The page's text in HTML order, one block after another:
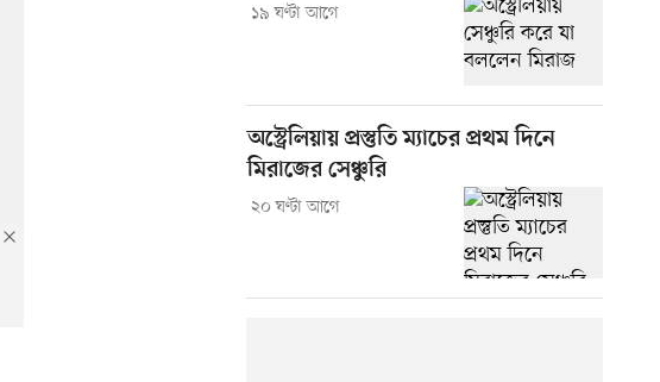
১৯ ঘণ্টা আগে
অস্ট্রেলিয়ায় প্রস্তুতি ম্যাচের প্রথম দিনে
মিরাজের সেঞ্চুরি
২০ ঘণ্টা আগে